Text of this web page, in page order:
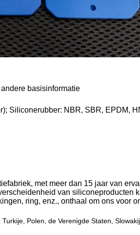
basisinformatie
Siliconerubber: NBR, SBR, EPDM,
met meer dan 15 jaar van
van siliconeproducten
ring, enz., onthaal om ons voor
Polen, de Verenigde Staten,